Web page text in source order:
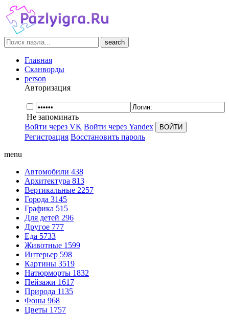
search
Главная
Сканворды
person
Авторизация
Не запоминать
Войти через VK Войти через Yandex
Регистрация Восстановить пароль
menu
Автомобили 438
Архитектура 813
Вертикальные 2257
Города 3145
Графика 515
Для детей 296
Другое 777
Еда 5733
Животные 1599
Интерьер 598
Картины 3519
Натюрморты 1832
Пейзажи 1617
Природа 1135
Фоны 968
Цветы 1757